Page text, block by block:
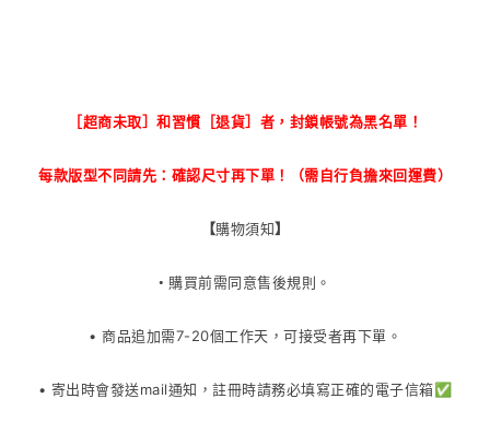
［超商未取］和習慣［退貨］者，封鎖帳號為黑名單！
每款版型不同請先：確認尺寸再下單！（需自行負擔來回運費）
【購物須知 】
• 購買前需同意售後規則。
• 商品追加需7-20個工作天，可接受者再下單 。
• 寄出時會發送mail通知，註冊時請務必填寫正確的電子信箱✅